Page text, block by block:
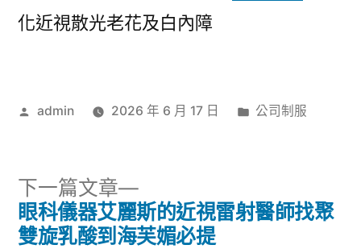
化近視散光老花及白內障
作
admin 2026 年 6 月 17 日
分
公司制服
文
下一篇文章
下
一
篇
眼科儀器艾麗斯的近視雷射醫師找聚
雙旋乳酸到海芙媚必提